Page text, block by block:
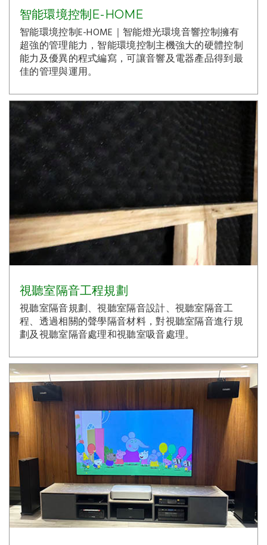
智能環境控制E-HOME
智能環境控制E-HOME｜智能燈光環境音響控制擁有
超強的管理能力，智能環境控制主機強大的硬體控制
能力及優異的程式編寫，可讓音響及電器產品得到最
佳的管理與運用。
視聽室隔音工程規劃
視聽室隔音規劃、視聽室隔音設計、視聽室隔音工
程、透過相關的聲學隔音材料，對視聽室隔音進行規
劃及視聽室隔音處理和視聽室吸音處理。